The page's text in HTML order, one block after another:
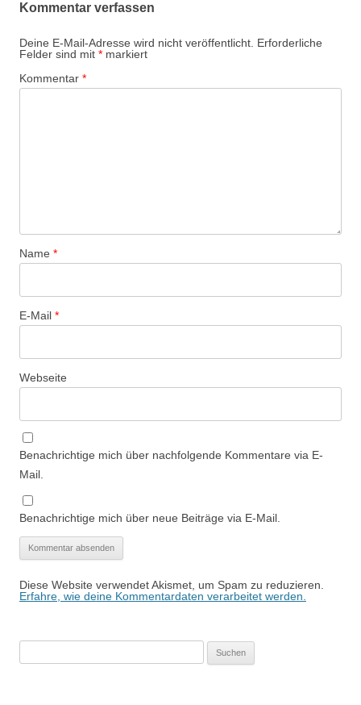
Kommentar verfassen
Deine E-Mail-Adresse wird nicht veröffentlicht. Erforderliche
Felder sind mit * markiert
Kommentar *
Name *
E-Mail *
Webseite
Benachrichtige mich über nachfolgende Kommentare via E-
Mail.
Benachrichtige mich über neue Beiträge via E-Mail.
Diese Website verwendet Akismet, um Spam zu reduzieren.
Erfahre, wie deine Kommentardaten verarbeitet werden.